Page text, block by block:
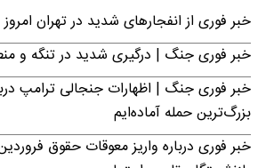
خبر فوری از انفجارهای شدید در تهران امروز پنجشنبه ۱۵
خبر فوری جنگ | درگیری شدید در تنگه و
خبر فوری جنگ | اظهارات جنجالی ترامپ
بزرگ‌ترین حمله آماده‌ایم
خبر فوری درباره واریز معوقات حقوق